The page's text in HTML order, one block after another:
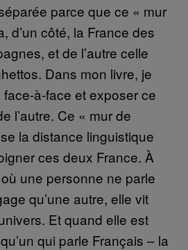
parce que ce « mur
d’un côté, la France des
et de l’autre celle
Dans mon livre, je
à-face et exposer ce
l’autre. Ce « mur de
la distance linguistique
ces deux France. À
une personne ne parle
qu’une autre, elle vit
Et quand elle est
qui parle Français – la